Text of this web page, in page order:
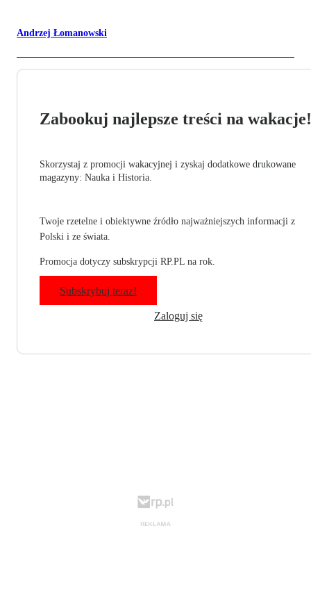
Andrzej Łomanowski
Zabookuj najlepsze treści na wakacje!
Skorzystaj z promocji wakacyjnej i zyskaj dodatkowe drukowane
magazyny: Nauka i Historia.
Twoje rzetelne i obiektywne źródło najważniejszych informacji z
Polski i ze świata.
Promocja dotyczy subskrypcji RP.PL na rok.
Subskrybuj teraz!
Zaloguj się